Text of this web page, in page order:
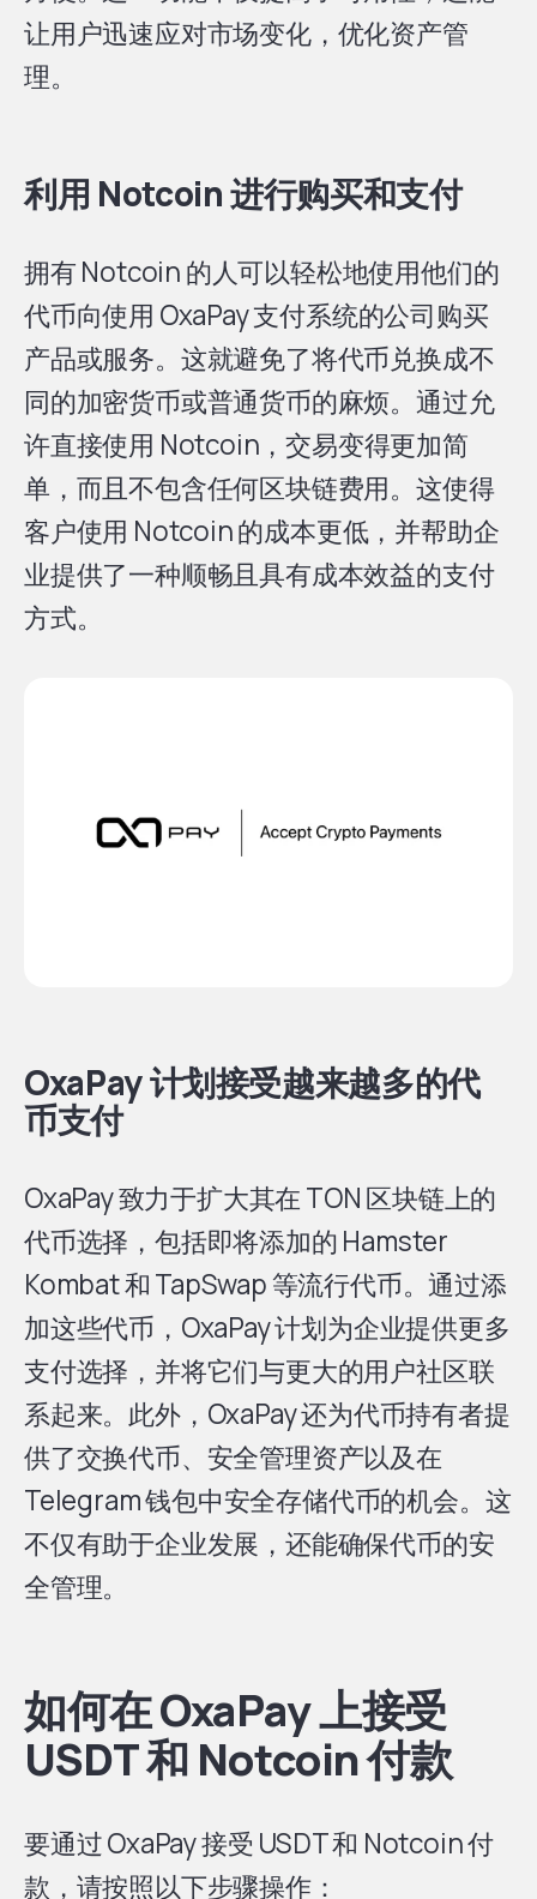
让用户迅速应对市场变化，优化资产管
理。
利用 Notcoin 进行购买和支付
拥有 Notcoin 的人可以轻松地使用他们的
代币向使用 OxaPay 支付系统的公司购买
产品或服务。这就避免了将代币兑换成不
同的加密货币或普通货币的麻烦。通过允
许直接使用 Notcoin，交易变得更加简
单，而且不包含任何区块链费用。这使得
客户使用 Notcoin 的成本更低，并帮助企
业提供了一种顺畅且具有成本效益的支付
方式。
OxaPay 计划接受越来越多的代
币支付
OxaPay 致力于扩大其在 TON 区块链上的
代币选择，包括即将添加的 Hamster
Kombat 和 TapSwap 等流行代币。通过添
加这些代币，OxaPay 计划为企业提供更多
支付选择，并将它们与更大的用户社区联
系起来。此外，OxaPay 还为代币持有者提
供了交换代币、安全管理资产以及在
Telegram 钱包中安全存储代币的机会。这
不仅有助于企业发展，还能确保代币的安
全管理。
如何在 OxaPay 上接受
USDT 和 Notcoin 付款
要通过 OxaPay 接受 USDT 和 Notcoin 付
款，请按照以下步骤操作：